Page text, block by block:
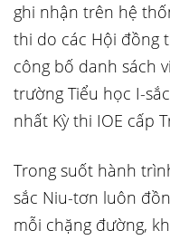
ghi nhận trên hệ
thi do các Hội đồng
công bố danh sách
trường Tiểu học I-
nhất Kỳ thi IOE cấp
Trong suốt hành
sắc Niu-tơn luôn
mỗi chặng đường,